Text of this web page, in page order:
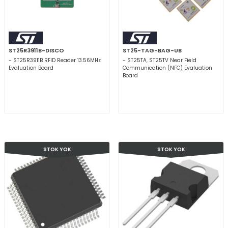
ST25R3911B-DISCO
- ST25R3911B RFID Reader 13.56MHz
Evaluation Board
ST25-TAG-BAG-UB
- ST25TA, ST25TV Near Field
Communication (NFC) Evaluation
Board
STOK YOK STOK YOK